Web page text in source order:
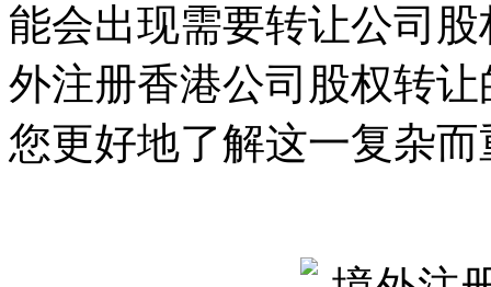
能会出现需要转让公司
外注册香港公司股权转
您更好地了解这一复杂